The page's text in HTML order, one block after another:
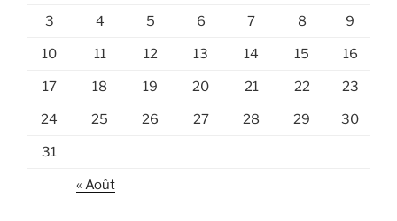
3 4 5 6 7 8 9
10 11 12 13 14 15 16
17 18 19 20 21 22 23
24 25 26 27 28 29 30
31
« Août